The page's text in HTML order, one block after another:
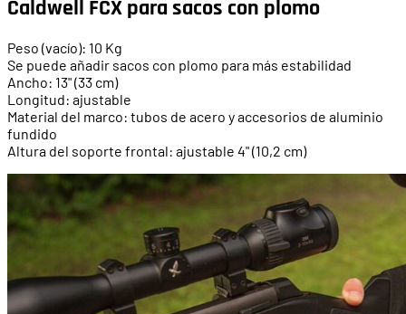
Caldwell FCX para sacos con plomo
Peso (vacío): 10 Kg
Se puede añadir sacos con plomo para más estabilidad
Ancho: 13" (33 cm)
Longitud: ajustable
Material del marco: tubos de acero y accesorios de aluminio
fundido
Altura del soporte frontal: ajustable 4" (10,2 cm)